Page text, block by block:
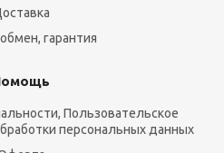
гарантия
Пользовательское
персональных данных